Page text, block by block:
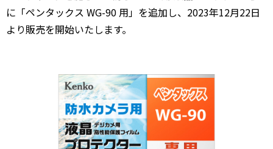
に「ペンタックス WG-90 用」を追加し、2023年12月22日
より販売を開始いたします。